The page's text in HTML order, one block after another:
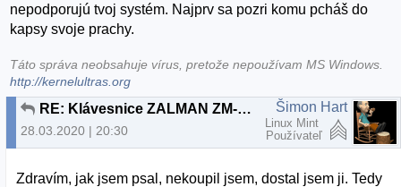
nepodporujú tvoj systém. Najprv sa pozri komu pcháš do
kapsy svoje prachy.
Táto správa neobsahuje vírus, pretože nepoužívam MS Windows.
http://kernelultras.org
RE: Klávesnice ZALMAN ZM-K200M
28.03.2020 | 20:30
Šimon Hart
Linux Mint
Používateľ
Zdravím, jak jsem psal, nekoupil jsem, dostal jsem ji. Tedy